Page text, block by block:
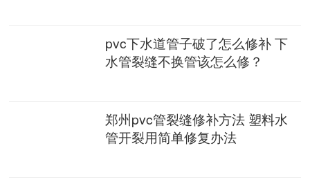
pvc下水道管子破了怎么修补 下
水管裂缝不换管该怎么修？
郑州pvc管裂缝修补方法 塑料水
管开裂用简单修复办法